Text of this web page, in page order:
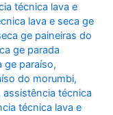
técnica lava e
lava e seca ge
ge paineiras do
ge parada
ge paraíso,
do morumbi,
assistência técnica
técnica lava e